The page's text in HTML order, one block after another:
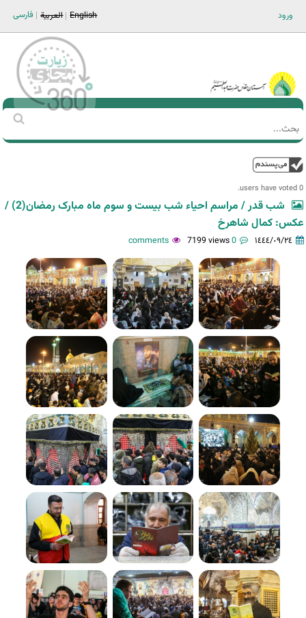
ورود فارسی العربية English
Main men-AR
استمارة
‏
0 users have voted.
شب قدر / مراسم احیاء شب بیست و سوم ماه مبارک رمضان(2) /
عکس: کمال شاهرخ
١٤٤٤/٠٩/٢٤ 0 comments
7199 views